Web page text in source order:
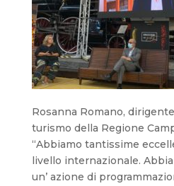
Rosanna Romano,
turismo della Regione
“Abbiamo tantissime
livello internazionale.
un’ azione di